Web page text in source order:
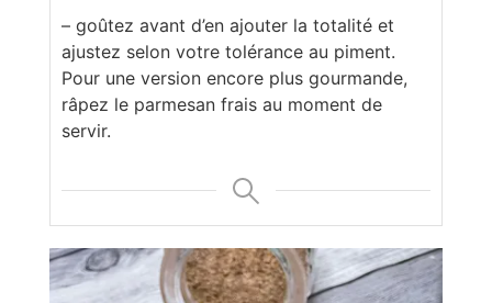
– goûtez avant d’en ajouter la totalité et
ajustez selon votre tolérance au piment.
Pour une version encore plus gourmande,
râpez le parmesan frais au moment de
servir.